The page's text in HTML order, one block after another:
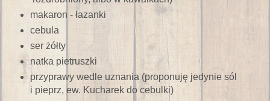
makaron - łazanki
cebula
ser żółty
natka pietruszki
przyprawy wedle uznania (proponuję jedynie sól
i pieprz, ew. Kucharek do cebulki)